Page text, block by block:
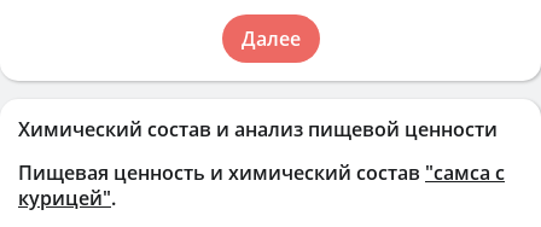
Химический состав и анализ пищевой ценности
Пищевая ценность и химический состав "самса с
курицей".
Далее